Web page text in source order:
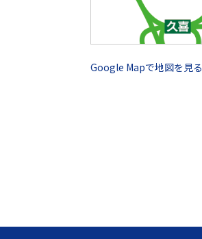
Google Mapで地図を見る